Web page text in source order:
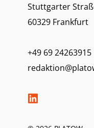
Stuttgarter
60329 Frankfurt
+49 69 24263915